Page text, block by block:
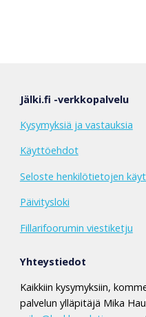
Jälki.fi -verkkopalvelu
Kysymyksiä ja vastauksia
Käyttöehdot
Seloste henkilötietojen
Päivitysloki
Fillarifoorumin viestiketju
Yhteystiedot
Kaikkiin kysymyksiin,
palvelun ylläpitäjä Mika